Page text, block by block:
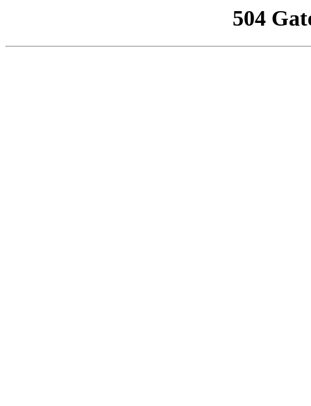
504